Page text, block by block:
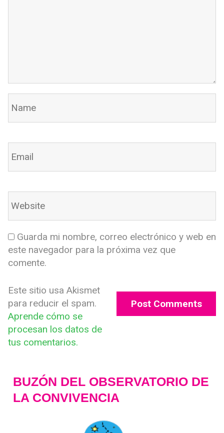
Guarda mi nombre, correo electrónico y web en
este navegador para la próxima vez que
comente.
Este sitio usa Akismet
para reducir el spam.
Aprende cómo se
procesan los datos de
tus comentarios.
BUZÓN DEL OBSERVATORIO DE
LA CONVIVENCIA